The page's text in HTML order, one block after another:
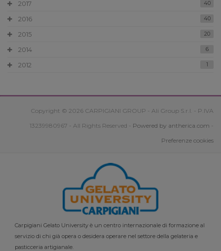
2017 40
2016 40
2015 20
2014 6
2012 1
Copyright © 2026 CARPIGIANI GROUP - Ali Group S.r.l. - P.IVA
13239980967 - All Rights Reserved - Powered by antherica.com -
Preferenze cookies
Carpigiani Gelato University è un centro internazionale di formazione al
servizio di chi già opera o desidera operare nel settore della gelateria e
pasticceria artigianale.